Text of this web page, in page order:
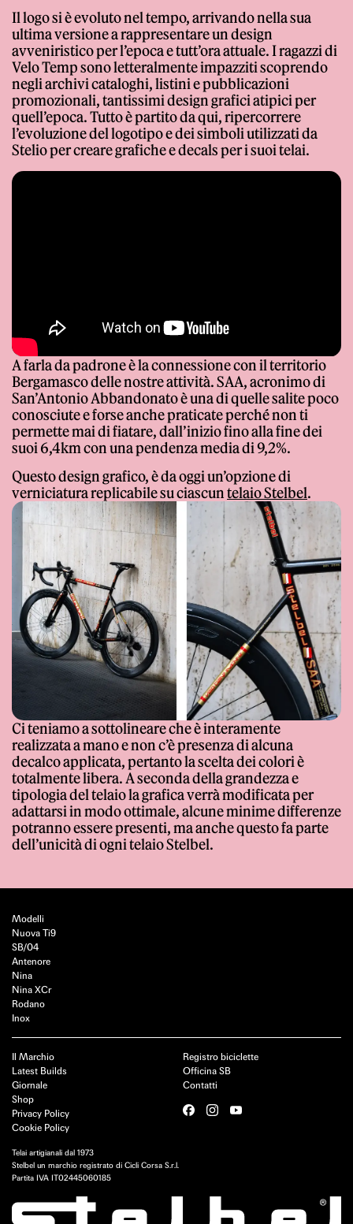
Il logo si è evoluto nel tempo, arrivando nella sua
ultima versione a rappresentare un design
avveniristico per l’epoca e tutt’ora attuale. I ragazzi di
Velo Temp sono letteralmente impazziti scoprendo
negli archivi cataloghi, listini e pubblicazioni
promozionali, tantissimi design grafici atipici per
quell’epoca. Tutto è partito da qui, ripercorrere
l’evoluzione del logotipo e dei simboli utilizzati da
Stelio per creare grafiche e decals per i suoi telai.
A farla da padrone è la connessione con il territorio
Bergamasco delle nostre attività. SAA, acronimo di
San’Antonio Abbandonato è una di quelle salite poco
conosciute e forse anche praticate perché non ti
permette mai di fiatare, dall’inizio fino alla fine dei
suoi 6,4km con una pendenza media di 9,2%.
Questo design grafico, è da oggi un’opzione di
verniciatura replicabile su ciascuntelaio Stelbel.
Ci teniamo a sottolineare che è interamente
realizzata a mano e non c’è presenza di alcuna
decalco applicata, pertanto la scelta dei colori è
totalmente libera. A seconda della grandezza e
tipologia del telaio la grafica verrà modificata per
adattarsi in modo ottimale, alcune minime differenze
potranno essere presenti, ma anche questo fa parte
dell’unicità di ogni telaio Stelbel.
Modelli
Nuova Ti9
SB/04
Antenore
Nina
Nina XCr
Rodano
Inox
Il Marchio
Latest Builds
Giornale
Shop
Privacy Policy
Cookie Policy
Registro biciclette
Officina SB
Contatti
Telai artigianali dal 1973
Stelbel un marchio registrato di Cicli Corsa S.r.l.
Partita IVA IT02445060185